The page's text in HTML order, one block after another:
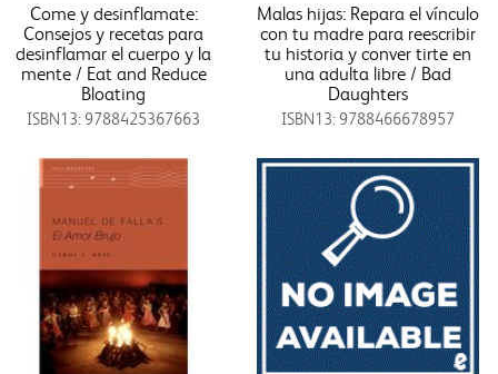
Come y desinflamate:
Consejos y recetas para
desinflamar el cuerpo y la
mente / Eat and Reduce
Bloating
ISBN13: 9788425367663
Malas hijas: Repara el vínculo
con tu madre para reescribir
tu historia y conver tirte en
una adulta libre / Bad
Daughters
ISBN13: 9788466678957